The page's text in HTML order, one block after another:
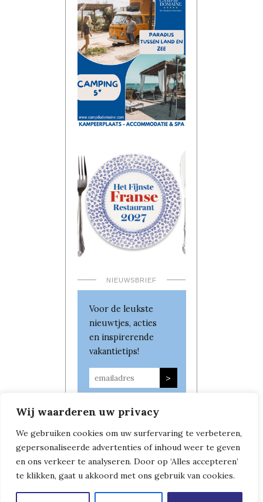
Wij waarderen uw privacy
We gebruiken cookies om uw surfervaring te verbeteren,
gepersonaliseerde advertenties of inhoud weer te geven
en ons verkeer te analyseren. Door op ‘Alles accepteren’
te klikken, gaat u akkoord met ons gebruik van cookies.
NIEUWSBRIEF
Voor de leukste
nieuwtjes, acties
en inspirerende
vakantietips!